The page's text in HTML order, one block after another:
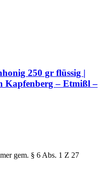
250 gr flüssig |
Kapfenberg – Etmißl –
gem. § 6 Abs. 1 Z 27